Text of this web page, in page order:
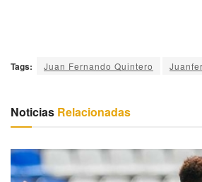
Tags: Juan Fernando Quintero
Noticias Relacionadas